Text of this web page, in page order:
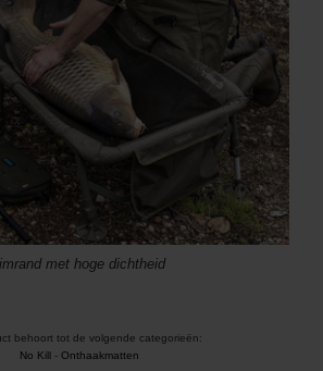
met hoge dichtheid
behoort tot de volgende categorieën:
No Kill - Onthaakmatten